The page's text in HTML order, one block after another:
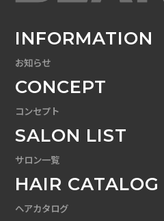
INFORMATION
お知らせ
CONCEPT
コンセプト
SALON LIST
サロン一覧
HAIR CATALOG
ヘアカタログ